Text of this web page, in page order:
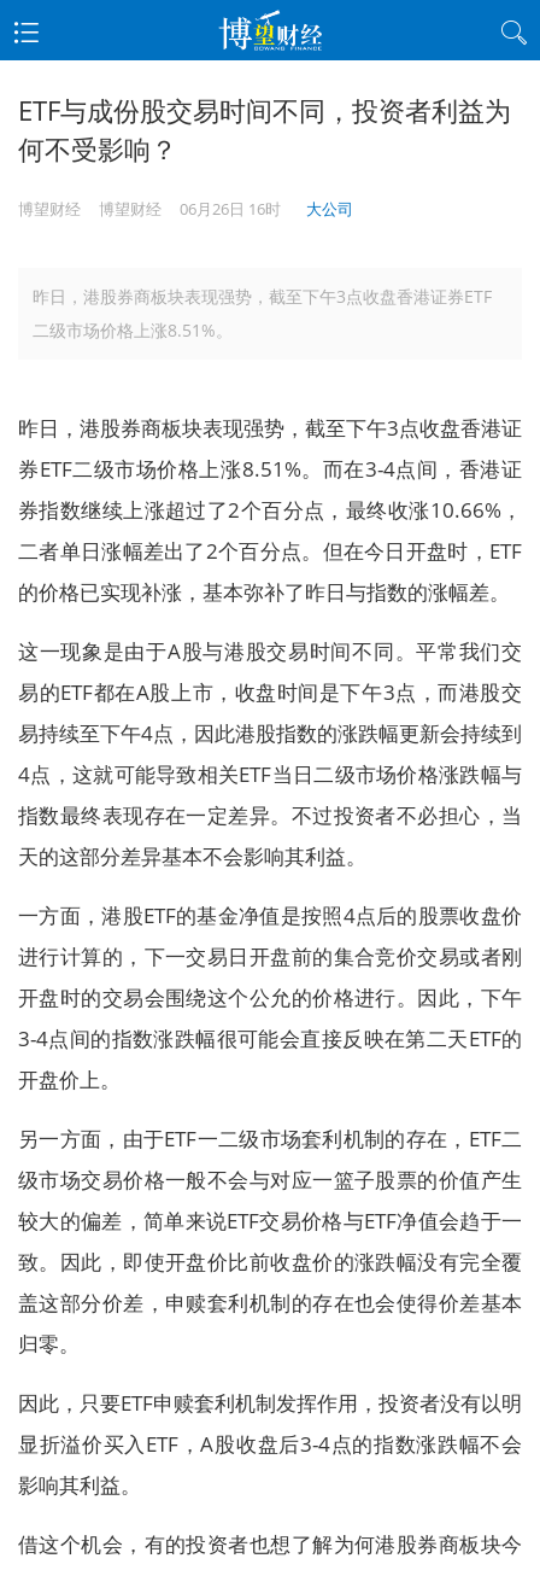
ETF与成份股交易时间不同，投资者利益为
何不受影响？
博望财经 博望财经 06月26日 16时 大公司
昨日，港股券商板块表现强势，截至下午3点收盘香港证券ETF
二级市场价格上涨8.51%。
昨日，港股券商板块表现强势，截至下午3点收盘香港证
券ETF二级市场价格上涨8.51%。而在3-4点间，香港证
券指数继续上涨超过了2个百分点，最终收涨10.66%，
二者单日涨幅差出了2个百分点。但在今日开盘时，ETF
的价格已实现补涨，基本弥补了昨日与指数的涨幅差。
这一现象是由于A股与港股交易时间不同。平常我们交
易的ETF都在A股上市，收盘时间是下午3点，而港股交
易持续至下午4点，因此港股指数的涨跌幅更新会持续到
4点，这就可能导致相关ETF当日二级市场价格涨跌幅与
指数最终表现存在一定差异。不过投资者不必担心，当
天的这部分差异基本不会影响其利益。
一方面，港股ETF的基金净值是按照4点后的股票收盘价
进行计算的，下一交易日开盘前的集合竞价交易或者刚
开盘时的交易会围绕这个公允的价格进行。因此，下午
3-4点间的指数涨跌幅很可能会直接反映在第二天ETF的
开盘价上。
另一方面，由于ETF一二级市场套利机制的存在，ETF二
级市场交易价格一般不会与对应一篮子股票的价值产生
较大的偏差，简单来说ETF交易价格与ETF净值会趋于一
致。因此，即使开盘价比前收盘价的涨跌幅没有完全覆
盖这部分价差，申赎套利机制的存在也会使得价差基本
归零。
因此，只要ETF申赎套利机制发挥作用，投资者没有以明
显折溢价买入ETF，A股收盘后3-4点的指数涨跌幅不会
影响其利益。
借这个机会，有的投资者也想了解为何港股券商板块今